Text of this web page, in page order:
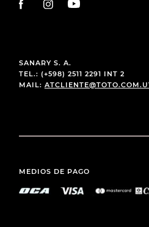
SANARY S. A.
TEL.: (+598) 2511 2291 INT 2
MAIL:
MEDIOS DE PAGO